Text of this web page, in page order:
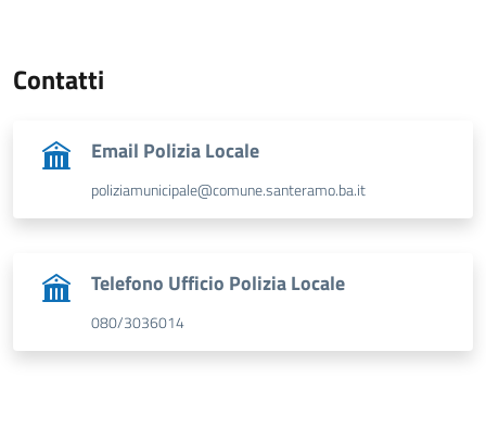
Contatti
Email Polizia Locale
poliziamunicipale@comune.santeramo.ba.it
Telefono Ufficio Polizia Locale
080/3036014